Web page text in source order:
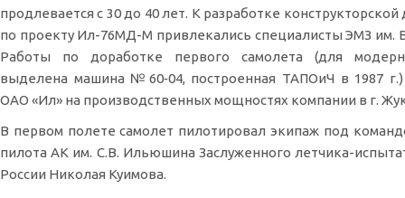
продлевается с 30 до 40 лет. К разработке
по проекту Ил-76МД-М привлекались специалисты ЭМЗ им.
Работы по доработке первого самолета (для
выделена машина №60‑04, построенная ТАПОиЧ в 1987
ОАО «Ил» на производственных мощностях компании в г.
В первом полете самолет пилотировал экипаж под
пилота АК им. С.В. Ильюшина Заслуженного летчика-
России Николая Куимова.